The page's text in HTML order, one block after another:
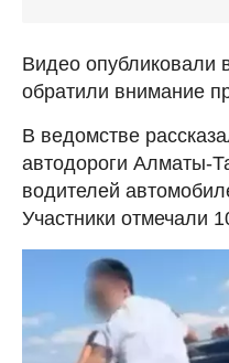
Видео опубликовали
обратили внимание
В ведомстве
автодороги Алматы-
водителей
Участники отмечали